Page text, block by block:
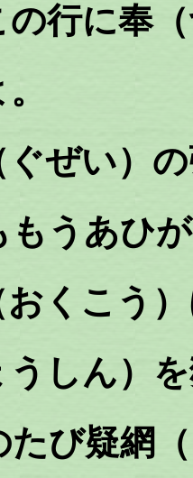
の行に奉
ぜい）
もうあひ
おくこう
うしん）
たび疑網